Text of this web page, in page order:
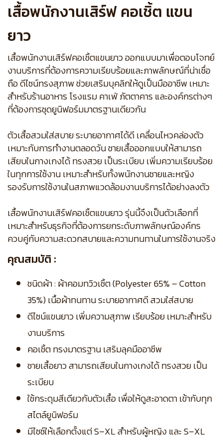
เสื้อพนักงานเสิร์ฟ คอเชิ้ต แขน
ยาว
เสื้อพนักงานเสิร์ฟคอเชิ้ตแขนยาว ออกแบบมาเพื่อตอบโจทย์
งานบริการที่ต้องการความเรียบร้อยและภาพลักษณ์ที่น่าเชื่อ
ถือ ดีไซน์ทรงสุภาพ ช่วยเสริมบุคลิกให้ดูเป็นมืออาชีพ เหมาะ
สำหรับร้านอาหาร โรงแรม คาเฟ่ ภัตตาคาร และองค์กรต่างๆ
ที่ต้องการชุดยูนิฟอร์มมาตรฐานเดียวกัน
ตัวเสื้อสวมใส่สบาย ระบายอากาศได้ดี เคลื่อนไหวคล่องตัว
เหมาะกับการทำงานตลอดวัน ชายเสื้อออกแบบให้สามารถ
เสียบในกางเกงได้ ทรงสวย เป็นระเบียบ เพิ่มความเรียบร้อย
ในทุกการใช้งาน เหมาะสำหรับทั้งพนักงานชายและหญิง
รองรับการใช้งานในสภาพแวดล้อมงานบริการได้อย่างลงตัว
เสื้อพนักงานเสิร์ฟคอเชิ้ตแขนยาว รุ่นนี้จึงเป็นตัวเลือกที่
เหมาะสำหรับธุรกิจที่ต้องการยกระดับภาพลักษณ์องค์กร
ควบคู่กับความสะดวกสบายและความทนทานในการใช้งานจริง
คุณสมบัติ :
ชนิดผ้า : ผ้าคอมทวิวเชิ้ต (Polyester 65% – Cotton
35%) เนื้อผ้าทนทาน ระบายอากาศดี สวมใส่สบาย
ดีไซน์แขนยาว เพิ่มความสุภาพ เรียบร้อย เหมาะสำหรับ
งานบริการ
คอเชิ้ต ทรงมาตรฐาน เสริมลุคมืออาชีพ
ชายเสื้อยาว สามารถเสียบในกางเกงได้ ทรงสวย เป็น
ระเบียบ
ใช้กระดุมสีเดียวกับตัวเสื้อ เพื่อให้ดูสะอาดตา เข้ากับทุก
สไตล์ยูนิฟอร์ม
มีไซซ์ให้เลือกตั้งแต่ S–XL สำหรับผู้หญิง และ S–XL